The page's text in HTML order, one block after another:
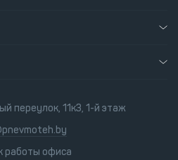
переулок, 11к3, 1-й этаж
работы офиса